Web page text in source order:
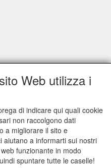
LATEX LPM
di contratto
Web utilizza i
di indicare qui quali cookie
non raccolgono dati
a migliorare il sito e
aiutano a informarti sui nostri
funzionante in modo
spuntare tutte le caselle!